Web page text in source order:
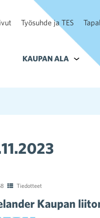
Työsuhde ja TES
kohteelle
KAUPAN ALA
Tiedotteet
Kaupan